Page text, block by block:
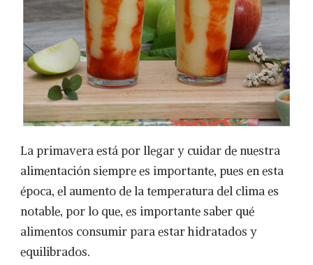
La primavera está por llegar y cuidar de nuestra
alimentación siempre es importante, pues en esta
época, el aumento de la temperatura del clima es
notable, por lo que, es importante saber qué
alimentos consumir para estar hidratados y
equilibrados.